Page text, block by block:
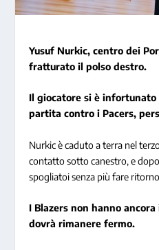
Yusuf Nurkic, centro dei
fratturato il polso destro.
Il giocatore si è
partita contro i Pacers,
Nurkic è caduto a terra nel
contatto sotto canestro, e
spogliatoi senza più fare
I Blazers non hanno
dovrà rimanere fermo.